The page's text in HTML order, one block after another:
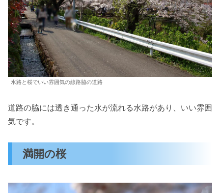
水路と桜でいい雰囲気の線路脇の道路
道路の脇には透き通った水が流れる水路があり、いい雰囲
気です。
満開の桜